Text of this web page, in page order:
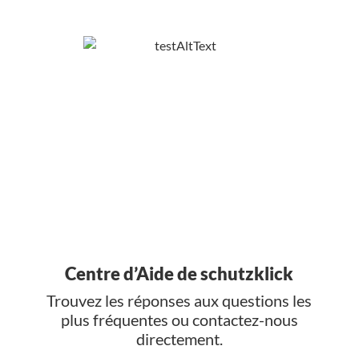
Centre d’Aide de schutzklick
Trouvez les réponses aux questions les
plus fréquentes ou contactez-nous
directement.